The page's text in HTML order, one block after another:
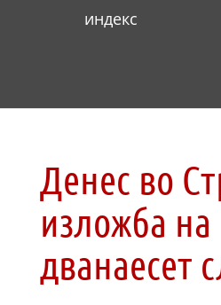
индекс
Денес во
изложба на
дванаесет